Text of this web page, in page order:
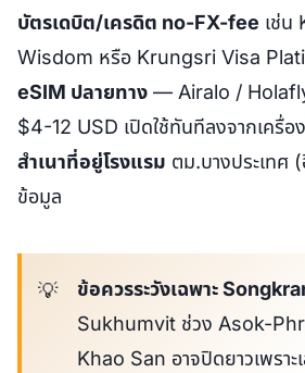
บัตรเดบิต/เครดิต no-FX-fee เช่น
Wisdom หรือ Krungsri Visa
eSIM ปลายทาง — Airalo /
$4-12 USD เปิดใช้ทันทีลงจากเครื่อง
สำเนาที่อยู่โรงแรม ตม.บางประเทศ
ข้อมูล
ข้อควรระวังเฉพาะ
Sukhumvit ช่วง Asok-
Khao San อาจปิดยาวเพราะ